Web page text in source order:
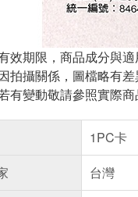
效期限，商品成分與
拍攝關係，圖檔略有
有變動敬請參照實際
1PC卡
台灣